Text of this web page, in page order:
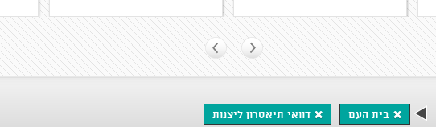
בית העם דוואי תיאטרון ליצנות